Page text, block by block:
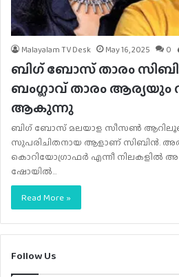
Malayalam TV Desk May 16, 2025 0
ബിഗ് ബോസ് താരം
ബംഗ്ലാവ് താരം ആര്യയും
ആകുന്നു
ബി​ഗ് ബോസ് മലയാള സീസൺ
സുപരിചിതനായ ആളാണ് സിബിൻ.
കൊറിയോ​ഗ്രാഫർ എന്നീ നിലകളിൽ
ഷോയിൽ…
Read More »
Follow Us